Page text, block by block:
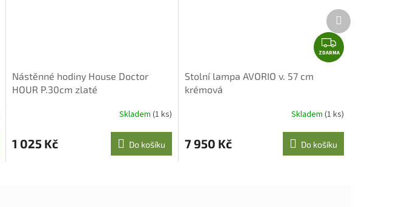
Nástěnné hodiny House Doctor
HOUR P.30cm zlaté
Skladem (1 ks)
1 025 Kč Do košíku
Z
D
A
ZDARMA
Stolní lampa AVORIO v. 57 cm
krémová
Skladem (1 ks)
7 950 Kč Do košíku
Další
produkt